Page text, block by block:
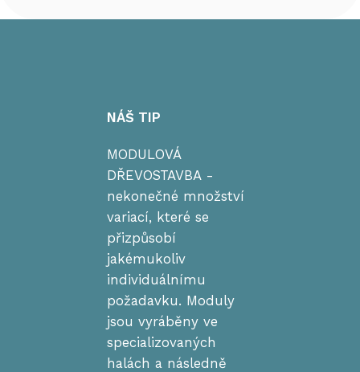
NÁŠ TIP
MODULOVÁ
DŘEVOSTAVBA -
nekonečné množství
variací, které se
přizpůsobí
jakémukoliv
individuálnímu
požadavku. Moduly
jsou vyráběny ve
specializovaných
halách a následně